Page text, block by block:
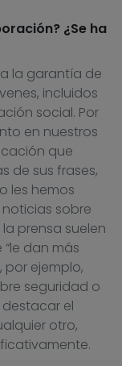
¿Se ha
la garantía de
incluidos
social. Por
en nuestros
que
de sus frases,
les hemos
sobre
prensa suelen
dan más
por ejemplo,
seguridad o
el
otro,